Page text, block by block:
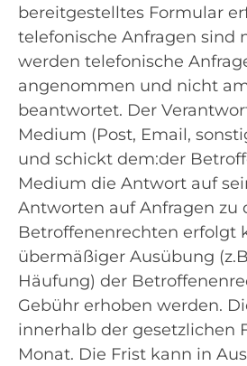
bereitgestelltes Formular
telefonische Anfragen sind
werden telefonische
angenommen und nicht
beantwortet. Der
Medium (Post, Email,
und schickt dem:der
Medium die Antwort auf
Antworten auf Anfragen zu
Betroffenenrechten erfolgt
übermäßiger Ausübung
Häufung) der
Gebühr erhoben werden.
innerhalb der gesetzlichen
Monat. Die Frist kann in